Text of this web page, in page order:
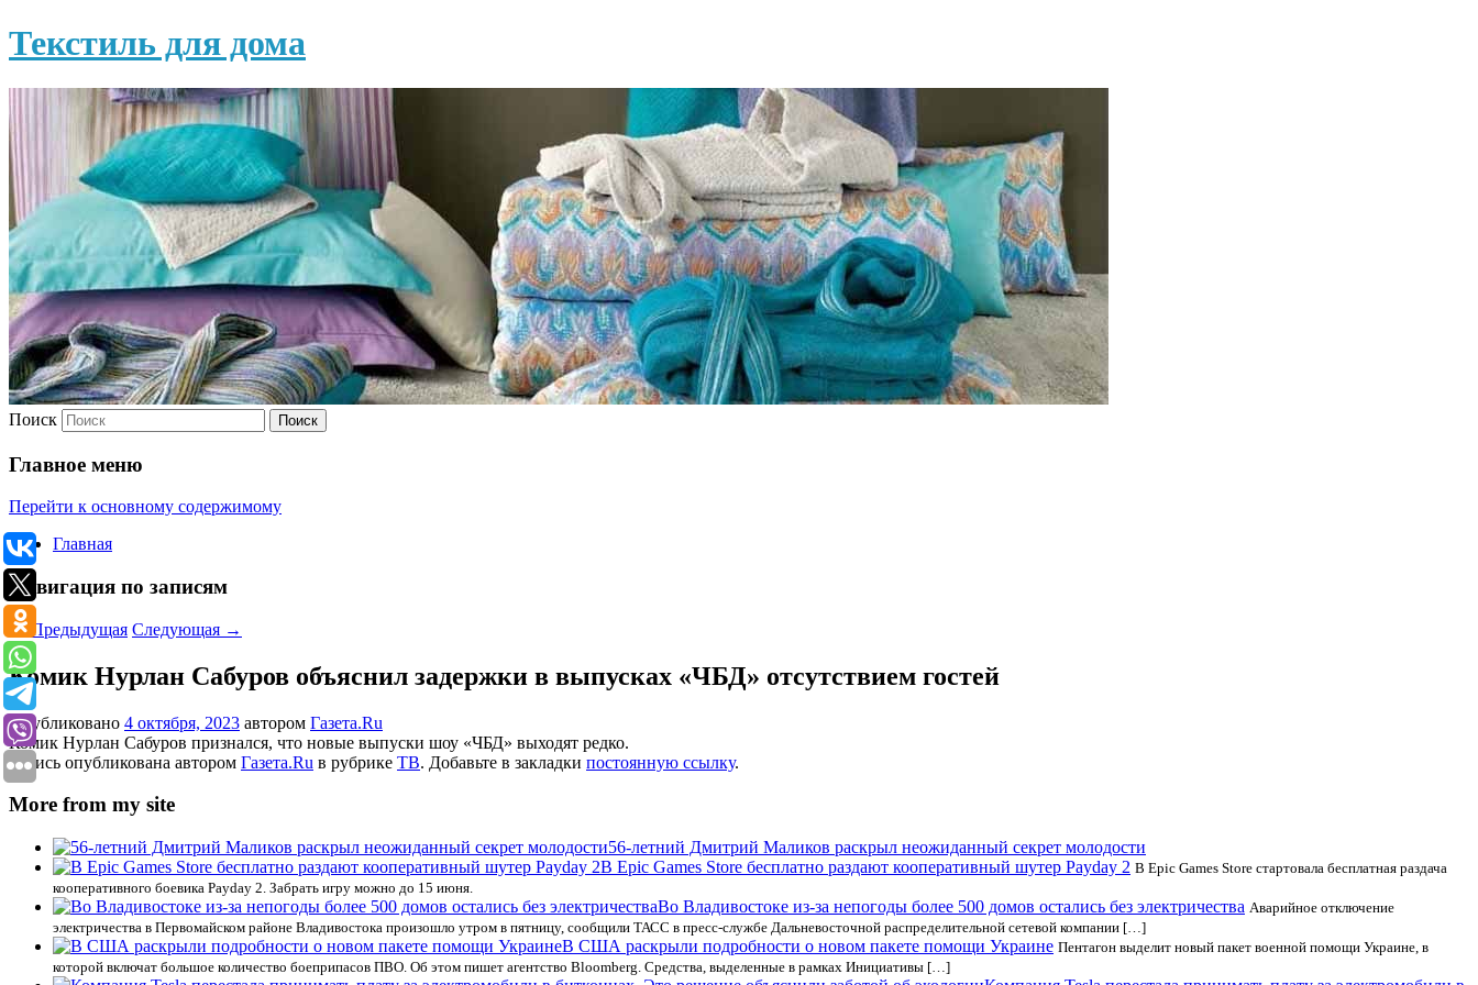
Текстиль для дома
Поиск
Главное меню
Перейти к основному содержимому
Главная
Навигация по записям
←Предыдущая Следующая →
Комик Нурлан Сабуров объяснил задержки в выпусках «ЧБД» отсутствием гостей
Опубликовано 4 октября, 2023 автором Газета.Ru
Комик Нурлан Сабуров признался, что новые выпуски шоу «ЧБД» выходят редко.
Запись опубликована автором Газета.Ru в рубрике ТВ. Добавьте в закладки постоянную ссылку.
More from my site
56-летний Дмитрий Маликов раскрыл неожиданный секрет молодости
В Epic Games Store бесплатно раздают кооперативный шутер Payday 2 В Epic Games Store стартовала бесплатная раздача
кооперативного боевика Payday 2. Забрать игру можно до 15 июня.
Во Владивостоке из-за непогоды более 500 домов остались без электричества Аварийное отключение
электричества в Первомайском районе Владивостока произошло утром в пятницу, сообщили ТАСС в пресс-службе Дальневосточной распределительной сетевой компании […]
В США раскрыли подробности о новом пакете помощи Украине Пентагон выделит новый пакет военной помощи Украине, в
которой включат большое количество боеприпасов ПВО. Об этом пишет агентство Bloomberg. Средства, выделенные в рамках Инициативы […]